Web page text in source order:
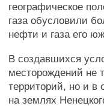
географическое
газа обусловили
нефти и газа его
В создавшихся
месторождений не
территорий, но и в
на землях